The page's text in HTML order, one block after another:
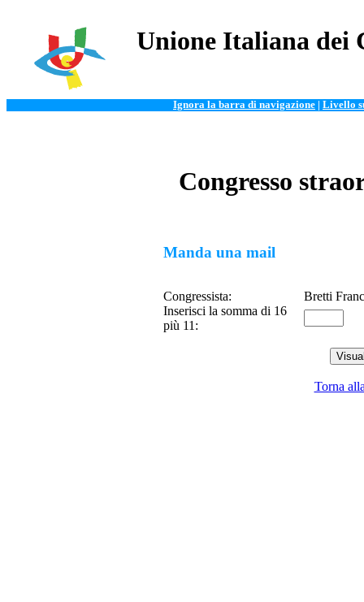
Unione Italiana dei
Ignora la barra di navigazione Livello
Congresso
Manda una mail
Congressista:
Bretti
Inserisci la somma di 16
più 11:
Torna